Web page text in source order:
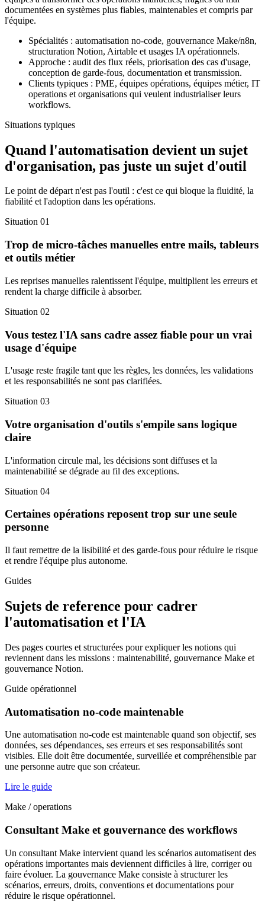
documentées en systèmes plus fiables, maintenables et compris par
l'équipe.
Spécialités : automatisation no-code, gouvernance Make/n8n,
structuration Notion, Airtable et usages IA opérationnels.
Approche : audit des flux réels, priorisation des cas d'usage,
conception de garde-fous, documentation et transmission.
Clients typiques : PME, équipes opérations, équipes métier, IT
operations et organisations qui veulent industrialiser leurs
workflows.
Situations typiques
Quand l'automatisation devient un sujet
d'organisation, pas juste un sujet d'outil
Le point de départ n'est pas l'outil : c'est ce qui bloque la fluidité, la
fiabilité et l'adoption dans les opérations.
Situation 01
Trop de micro-tâches manuelles entre mails, tableurs
et outils métier
Les reprises manuelles ralentissent l'équipe, multiplient les erreurs et
rendent la charge difficile à absorber.
Situation 02
Vous testez l'IA sans cadre assez fiable pour un vrai
usage d'équipe
L'usage reste fragile tant que les règles, les données, les validations
et les responsabilités ne sont pas clarifiées.
Situation 03
Votre organisation d'outils s'empile sans logique
claire
L'information circule mal, les décisions sont diffuses et la
maintenabilité se dégrade au fil des exceptions.
Situation 04
Certaines opérations reposent trop sur une seule
personne
Il faut remettre de la lisibilité et des garde-fous pour réduire le risque
et rendre l'équipe plus autonome.
Guides
Sujets de reference pour cadrer
l'automatisation et l'IA
Des pages courtes et structurées pour expliquer les notions qui
reviennent dans les missions : maintenabilité, gouvernance Make et
gouvernance Notion.
Guide opérationnel
Automatisation no-code maintenable
Une automatisation no-code est maintenable quand son objectif, ses
données, ses dépendances, ses erreurs et ses responsabilités sont
visibles. Elle doit être documentée, surveillée et compréhensible par
une personne autre que son créateur.
Lire le guide
Make / operations
Consultant Make et gouvernance des workflows
Un consultant Make intervient quand les scénarios automatisent des
opérations importantes mais deviennent difficiles à lire, corriger ou
faire évoluer. La gouvernance Make consiste à structurer les
scénarios, erreurs, droits, conventions et documentations pour
réduire le risque opérationnel.